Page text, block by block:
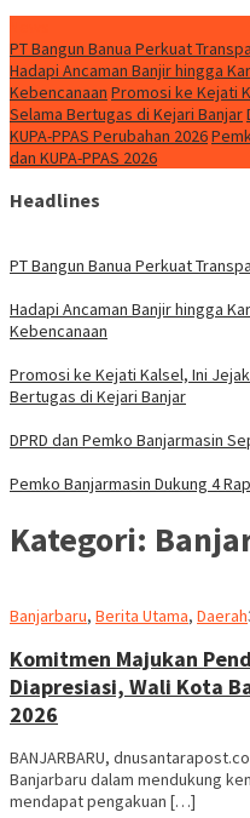
PT Bangun Banua Perkuat
Hadapi Ancaman Banjir hingga
Kebencanaan Promosi ke Kejati
Selama Bertugas di Kejari Banjar
KUPA-PPAS Perubahan 2026
dan KUPA-PPAS 2026
Headlines
PT Bangun Banua Perkuat
Hadapi Ancaman Banjir hingga
Kebencanaan
Promosi ke Kejati Kalsel, Ini
Bertugas di Kejari Banjar
DPRD dan Pemko Banjarmasin
Pemko Banjarmasin Dukung 4
Kategori:
Banjarbaru, Berita Utama, Daerah
Komitmen Majukan
Diapresiasi, Wali Kota
2026
BANJARBARU,
Banjarbaru dalam mendukung
mendapat pengakuan […]